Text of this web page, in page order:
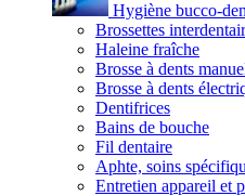
Hygiène bucco-
Brossettes
Haleine fraîche
Brosse à dents
Brosse à dents
Dentifrices
Bains de bouche
Fil dentaire
Aphte, soins
Entretien appareil et